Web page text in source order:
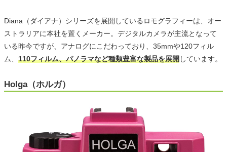
Diana（ダイアナ）シリーズを展開しているロモグラフィーは、オー
ストラリアに本社を置くメーカー。デジタルカメラが主流となって
いる昨今ですが、アナログにこだわっており、35mmや120フィル
ム、 110フィルム、パノラマなど種類豊富な製品を展開しています。
Holga（ホルガ）